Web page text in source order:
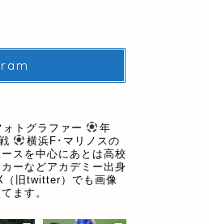
トグラファー
年
横浜F･マリノスの
スを中心にあとは高校
ーなどアカデミー出身
（旧twitter）でも画像
ます。